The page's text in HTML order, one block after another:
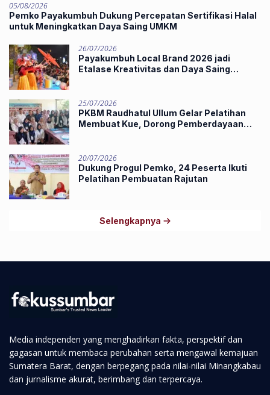
05/08/2026
Pemko Payakumbuh Dukung Percepatan Sertifikasi Halal
untuk Meningkatkan Daya Saing UMKM
26/07/2026
Payakumbuh Local Brand 2026 jadi
Etalase Kreativitas dan Daya Saing
25/07/2026
PKBM Raudhatul Ullum Gelar Pelatihan
Membuat Kue, Dorong Pemberdayaan
20/07/2026
Dukung Progul Pemko, 24 Peserta Ikuti
Pelatihan Pembuatan Rajutan
Selengkapnya
Media independen yang menghadirkan fakta, perspektif dan
gagasan untuk membaca perubahan serta mengawal kemajuan
Sumatera Barat, dengan berpegang pada nilai-nilai Minangkabau
dan jurnalisme akurat, berimbang dan terpercaya.